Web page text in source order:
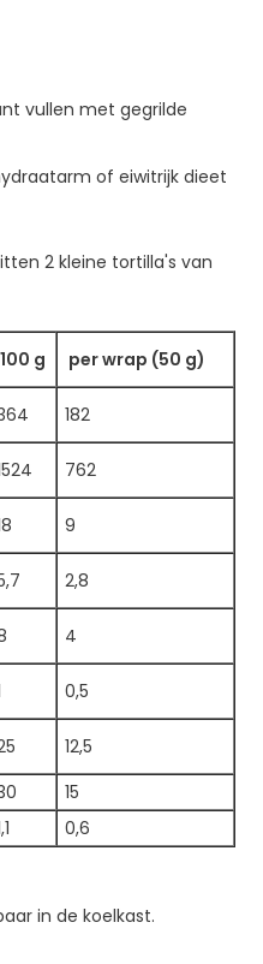
vullen met gegrilde
of eiwitrijk dieet
2 kleine tortilla's van
100 g per wrap (50 g)
182
762
9
2,8
4
0,5
12,5
15
0,6
in de koelkast.